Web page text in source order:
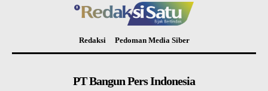
Redaksi Pedoman Media Siber
PT Bangun Pers Indonesia